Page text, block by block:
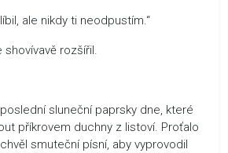
ale nikdy ti neodpustím.“
shovívavě rozšířil.
sluneční paprsky dne, které
příkrovem duchny z listoví. Proťalo
smuteční písní, aby vyprovodil